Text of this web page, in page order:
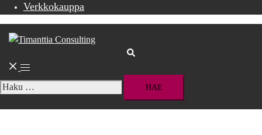
Verkkokauppa
Toggle
menu
Haku: